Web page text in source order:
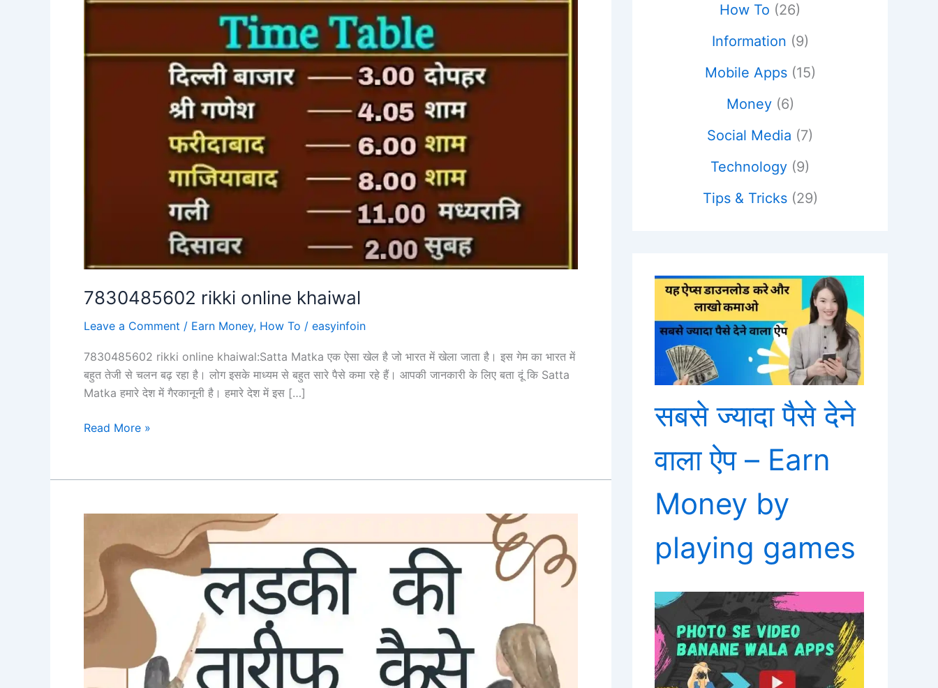
7830485602 rikki online khaiwal
Leave a Comment / Earn Money, How To / easyinfoin
7830485602 rikki online khaiwal:Satta Matka एक ऐसा खेल है जो भारत में खेला जाता है। इस गेम का भारत में
बहुत तेजी से चलन बढ़ रहा है। लोग इसके माध्यम से बहुत सारे पैसे कमा रहे हैं। आपकी जानकारी के लिए बता दूं कि Satta
Matka हमारे देश में गैरकानूनी है। हमारे देश में इस […]
7830485602
khaiwal
Read More »
How To (26)
Information (9)
Mobile Apps(15)
Money(6)
Social Media (7)
Technology (9)
Tips & Tricks(29)
सबसे ज्यादा पैसे देने
वाला ऐप – Earn
Money by
playing games